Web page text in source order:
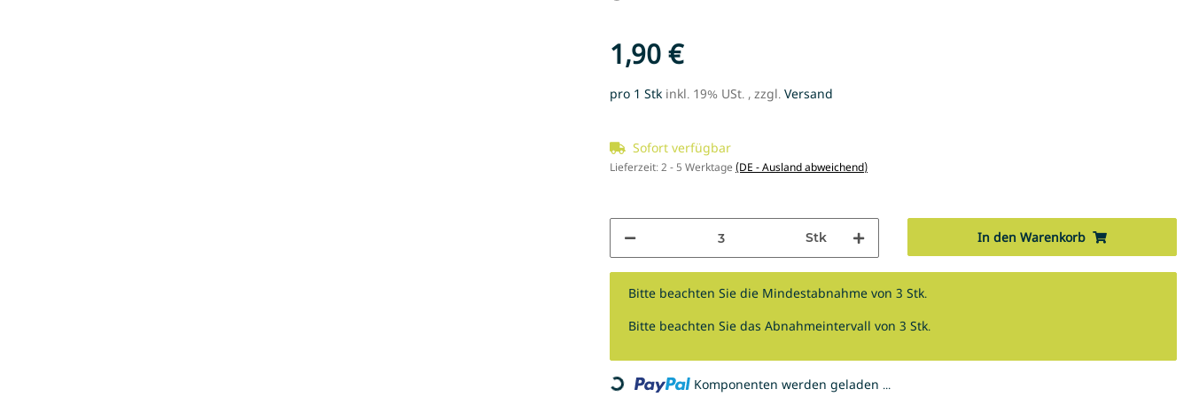
1,90 €
pro 1 Stk inkl. 19% USt. , zzgl. Versand
Sofort verfügbar
Lieferzeit:2 - 5 Werktage (DE - Ausland abweichend)
Stk In den Warenkorb
x
Bitte beachten Sie die Mindestabnahme von 3 Stk.
Bitte beachten Sie das Abnahmeintervall von 3 Stk.
Loading... Komponenten werden geladen ...